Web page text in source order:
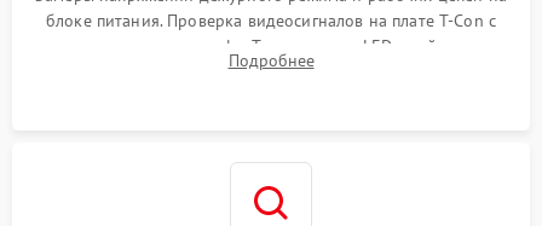
блоке питания. Проверка видеосигналов на плате T-Con с
помощью осциллографа. Тестирование LED-драйвера и
светодиодных планок подсветки мультиметром.
Подробнее